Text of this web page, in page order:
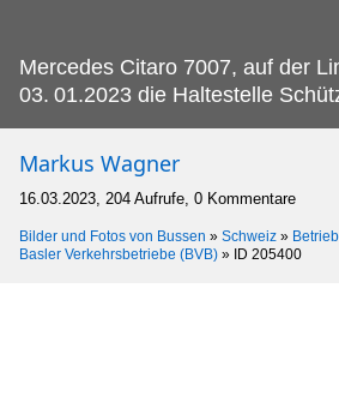
Mercedes Citaro 7007, auf der
03. 01.2023 die Haltestelle
Markus Wagner
16.03.2023, 204 Aufrufe, 0 Kommentare
Bilder und Fotos von Bussen » Schweiz »
Basler Verkehrsbetriebe (BVB) » ID 205400